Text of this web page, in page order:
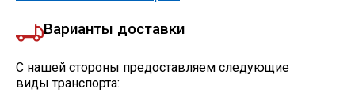
Круги абразивные
Электроды
Варианты доставки
С нашей стороны предоставляем следующие
виды транспорта: